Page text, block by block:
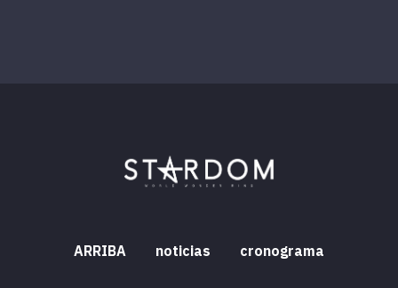
ARRIBA noticias cronograma